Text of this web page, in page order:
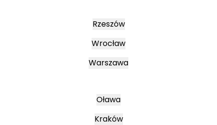
Rzeszów
Wrocław
Warszawa
Oława
Kraków